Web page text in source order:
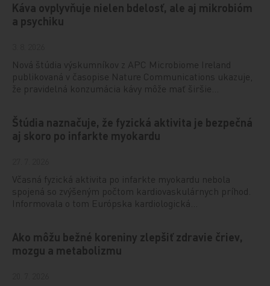
Káva ovplyvňuje nielen bdelosť, ale aj mikrobióm
a psychiku
Nová štúdia výskumníkov z APC Microbiome Ireland
publikovaná v časopise Nature Communications ukazuje,
že pravidelná konzumácia kávy môže mať širšie…
Štúdia naznačuje, že fyzická aktivita je bezpečná
aj skoro po infarkte myokardu
Včasná fyzická aktivita po infarkte myokardu nebola
spojená so zvýšeným počtom kardiovaskulárnych príhod.
Informovala o tom Európska kardiologická…
Ako môžu bežné koreniny zlepšiť zdravie čriev,
mozgu a metabolizmu